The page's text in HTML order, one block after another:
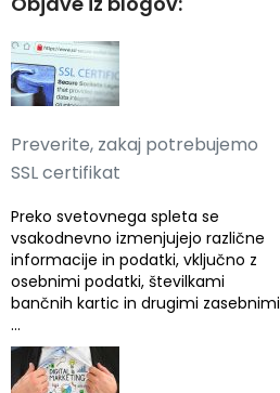
Preverite, zakaj potrebujemo
SSL certifikat
Preko svetovnega spleta se
vsakodnevno izmenjujejo različne
informacije in podatki, vključno z
osebnimi podatki, številkami
bančnih kartic in drugimi zasebnimi
…